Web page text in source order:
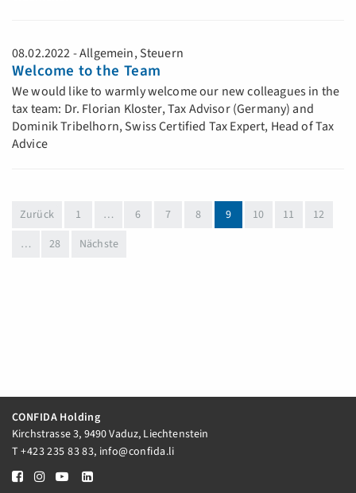
08.02.2022 - Allgemein, Steuern
Welcome to the Team
We would like to warmly welcome our new colleagues in the
tax team: Dr. Florian Kloster, Tax Advisor (Germany) and
Dominik Tribelhorn, Swiss Certified Tax Expert, Head of Tax
Advice
Zurück 1 … 6 7 8 9(aktuell)
10 11
12
…
28 Nächste
CONFIDA Holding
Kirchstrasse 3, 9490 Vaduz, Liechtenstein
T+423 235 83 83, info@confida.li